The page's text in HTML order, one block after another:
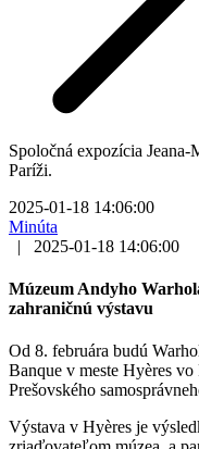
Spoločná expozícia
Paríži.
2025-01-18 14:06:00
Minúta
|
2025-01-18 14:06:00
Múzeum Andyho
zahraničnú výstavu
Od 8. februára budú
Banque v meste Hyères
Prešovského
Výstava v Hyères je